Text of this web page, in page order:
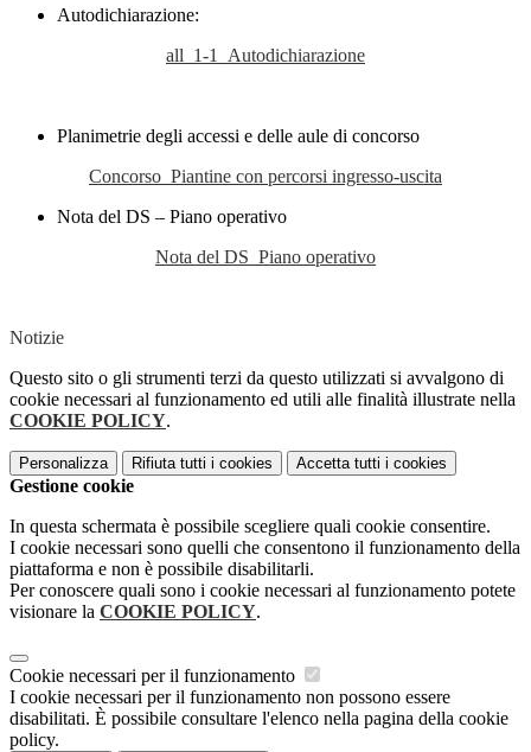
Autodichiarazione:
all_1-1_Autodichiarazione
Planimetrie degli accessi e delle aule di concorso
Concorso_Piantine con percorsi ingresso-uscita
Nota del DS – Piano operativo
Nota del DS_Piano operativo
Notizie
Questo sito o gli strumenti terzi da questo utilizzati si avvalgono di
cookie necessari al funzionamento ed utili alle finalità illustrate nella
COOKIE POLICY.
Personalizza Rifiuta tutti i cookies Accetta tutti i cookies
Gestione cookie
In questa schermata è possibile scegliere quali cookie consentire.
I cookie necessari sono quelli che consentono il funzionamento della
piattaforma e non è possibile disabilitarli.
Per conoscere quali sono i cookie necessari al funzionamento potete
visionare la COOKIE POLICY.
Cookie necessari per il funzionamento
I cookie necessari per il funzionamento non possono essere
disabilitati. È possibile consultare l'elenco nella pagina della cookie
policy.